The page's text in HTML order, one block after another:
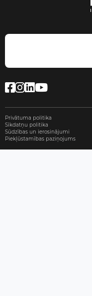
Privātuma politika
Sīkdatņu politika
Sūdzības un ierosinājumi
Piekļūstamības paziņojums